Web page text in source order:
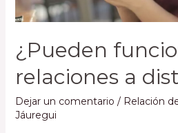
¿Pueden
relaciones a
Dejar un comentario / Relación
Jáuregui